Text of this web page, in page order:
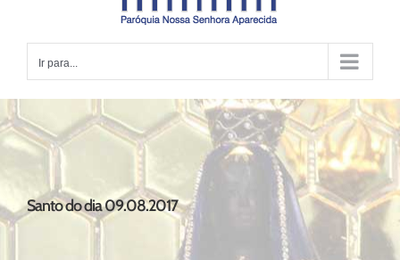
Ir para...
Santo do dia 09.08.2017